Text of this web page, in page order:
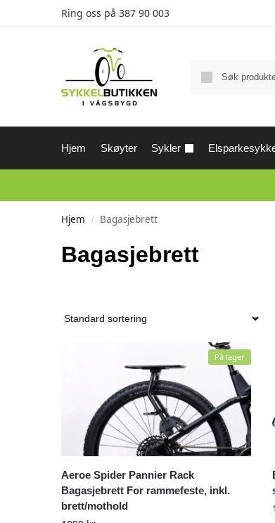
Ring oss på 387 90 003
Hjem Skøyter Sykler
Hjem / Bagasjebrett
Bagasjebrett
Aeroe Spider Pannier Rack
Bagasjebrett For rammefeste, inkl.
brett/mothold
På lager